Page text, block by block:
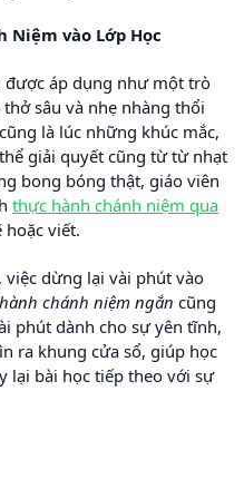
Niệm vào Lớp Học
áp dụng như một trò
sâu và nhẹ nhàng thổi
là lúc những khúc mắc,
giải quyết cũng từ từ nhạt
bong bóng thật, giáo viên
thực hành chánh niệm qua
hoặc viết.
dừng lại vài phút vào
chánh niệm ngắn cũng
phút dành cho sự yên tĩnh,
ra khung cửa sổ, giúp học
lại bài học tiếp theo với sự